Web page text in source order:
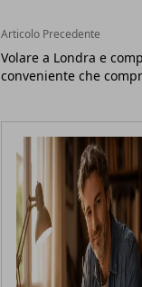
Articolo Precedente
Volare a Londra e
conveniente che